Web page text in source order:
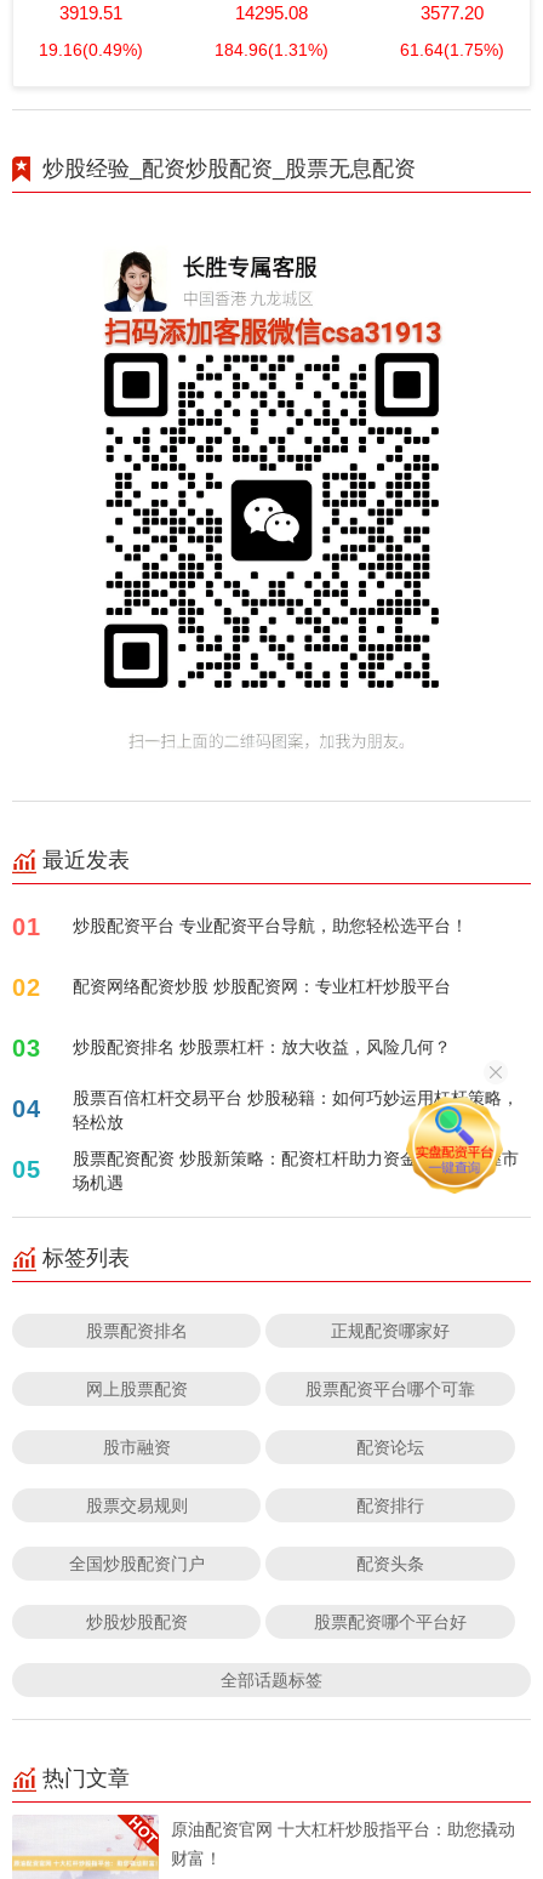
3919.51
19.16(0.49%)
14295.08
184.96(1.31%)
3577.20
61.64(1.75%)
炒股经验_配资炒股配资_股票无息配资
最近发表
01 炒股配资平台 专业配资平台导航，助您轻松选平台！
02 配资网络配资炒股 炒股配资网：专业杠杆炒股平台
03 炒股配资排名 炒股票杠杆：放大收益，风险几何？
04
股票百倍杠杆交易平台 炒股秘籍：如何巧妙运用杠杆策略，
轻松放
05
股票配资配资 炒股新策略：配资杠杆助力资金放大，把握市
场机遇
标签列表
股票配资排名 正规配资哪家好
网上股票配资 股票配资平台哪个可靠
股市融资 配资论坛
股票交易规则 配资排行
全国炒股配资门户 配资头条
炒股炒股配资 股票配资哪个平台好
全部话题标签
热门文章
原油配资官网 十大杠杆炒股指平台：助您撬动
财富！